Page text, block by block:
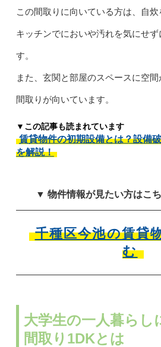
この間取りに向いている方は、自
キッチンでにおいや汚れを気にせ
す。
また、玄関と部屋のスペースに空
間取りが向いています。
▼この記事も読まれています
賃貸物件の初期設備とは？設備
を解説！
▼ 物件情報が見たい方はこ
千種区今池の賃貸
む
大学生の一人暮らし
間取り1DKとは